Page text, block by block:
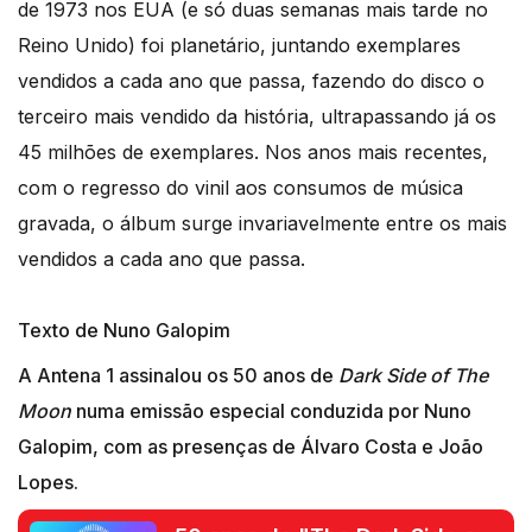
de 1973 nos EUA (e só duas semanas mais tarde no
Reino Unido) foi planetário, juntando exemplares
vendidos a cada ano que passa, fazendo do disco o
terceiro mais vendido da história, ultrapassando já os
45 milhões de exemplares. Nos anos mais recentes,
com o regresso do vinil aos consumos de música
gravada, o álbum surge invariavelmente entre os mais
vendidos a cada ano que passa.
Texto de Nuno Galopim
A Antena 1 assinalou os 50 anos de Dark Side of The
Moon numa emissão especial conduzida por Nuno
Galopim, com as presenças de Álvaro Costa e João
Lopes.